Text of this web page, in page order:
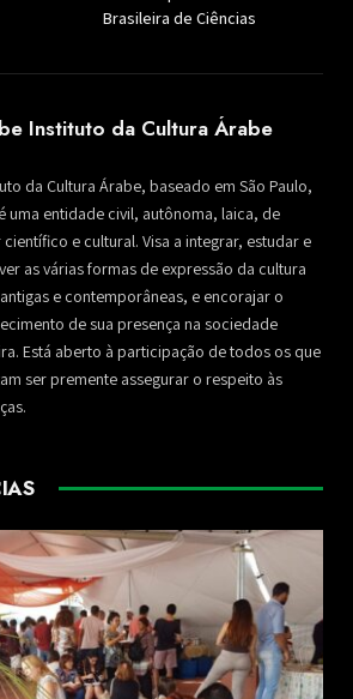
Brasileira de Ciências
Instituto da Cultura Árabe
da Cultura Árabe, baseado em São Paulo,
uma entidade civil, autônoma, laica, de
e cultural. Visa a integrar, estudar e
as várias formas de expressão da cultura
e contemporâneas, e encorajar o
de sua presença na sociedade
Está aberto à participação de todos os que
ser premente assegurar o respeito às